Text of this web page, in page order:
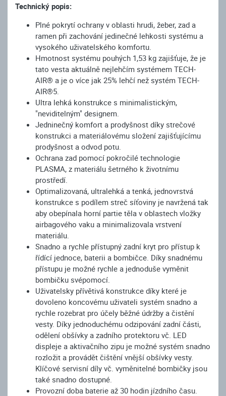
Technický popis:
Plné pokrytí ochrany v oblasti hrudi, žeber, zad a
ramen při zachování jedinečné lehkosti systému a
vysokého uživatelského komfortu.
Hmotnost systému pouhých 1,53 kg zajišťuje, že je
tato vesta aktuálně nejlehčím systémem TECH-
AIR® a je o více jak 25% lehčí než systém TECH-
AIR®5.
Ultra lehká konstrukce s minimalistickým,
"neviditelným" designem.
Jedninečný komfort a prodyšnost díky strečové
konstrukci a materiálovému složení zajišťujícímu
prodyšnost a odvod potu.
Ochrana zad pomocí pokročilé technologie
PLASMA, z materiálu šetrného k životnímu
prostředí.
Optimalizovaná, ultralehká a tenká, jednovrstvá
konstrukce s podílem streč síťoviny je navržená tak
aby obepínala horní partie těla v oblastech vložky
airbagového vaku a minimalizovala vrstvení
materiálu.
Snadno a rychle přístupný zadní kryt pro přístup k
řídící jednoce, baterii a bombičce. Díky snadnému
přístupu je možné rychle a jednoduše vyměnit
bombičku svépomocí.
Uživatelsky přívětivá konstrukce díky které je
dovoleno koncovému uživateli systém snadno a
rychle rozebrat pro účely běžné údržby a čistění
vesty. Díky jednoduchému odzipování zadní části,
odělení obšívky a zadního protektoru vč. LED
displeje a aktivačního zipu je možné systém snadno
rozložit a provádět čištění vnější obšívky vesty.
Klíčové servisní díly vč. vyměnitelné bombičky jsou
také snadno dostupné.
Provozní doba baterie až 30 hodin jízdního času.